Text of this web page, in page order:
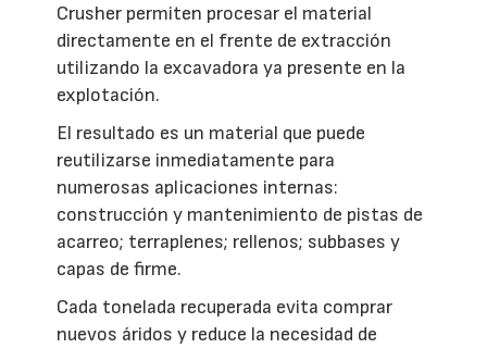
Crusher permiten procesar el material
directamente en el frente de extracción
utilizando la excavadora ya presente en la
explotación.
El resultado es un material que puede
reutilizarse inmediatamente para
numerosas aplicaciones internas:
construcción y mantenimiento de pistas de
acarreo; terraplenes; rellenos; subbases y
capas de firme.
Cada tonelada recuperada evita comprar
nuevos áridos y reduce la necesidad de